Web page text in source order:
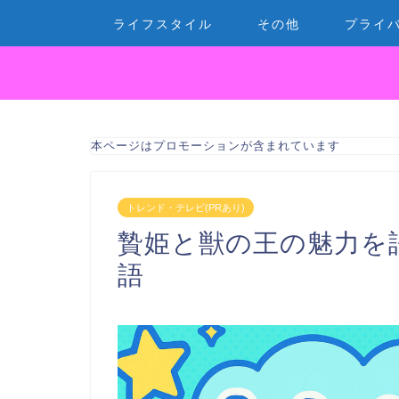
ライフスタイル その他 プライ
本ページはプロモーションが含まれています
トレンド・テレビ(PRあり)
贄姫と獣の王の魅力
語